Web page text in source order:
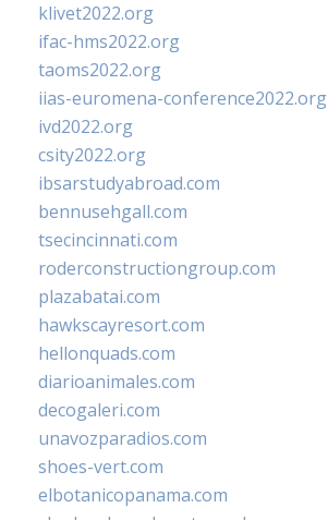
klivet2022.org
ifac-hms2022.org
taoms2022.org
iias-euromena-conference2022.org
ivd2022.org
csity2022.org
ibsarstudyabroad.com
bennusehgall.com
tsecincinnati.com
roderconstructiongroup.com
plazabatai.com
hawkscayresort.com
hellonquads.com
diarioanimales.com
decogaleri.com
unavozparadios.com
shoes-vert.com
elbotanicopanama.com